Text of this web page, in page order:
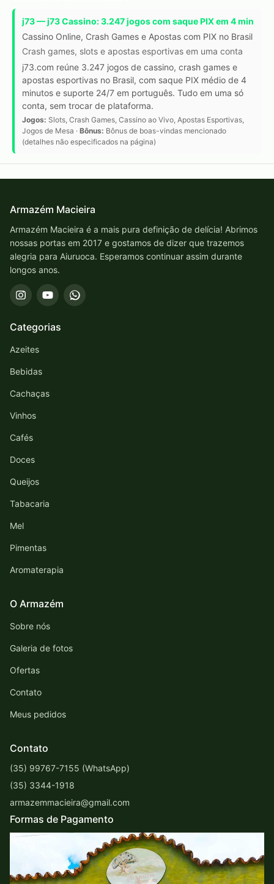
j73 — j73 Cassino: 3.247 jogos com saque PIX em 4 min
Cassino Online, Crash Games e Apostas com PIX no Brasil
Crash games, slots e apostas esportivas em uma conta
j73.com reúne 3.247 jogos de cassino, crash games e
apostas esportivas no Brasil, com saque PIX médio de 4
minutos e suporte 24/7 em português. Tudo em uma só
conta, sem trocar de plataforma.
Jogos: Slots, Crash Games, Cassino ao Vivo, Apostas Esportivas,
Jogos de Mesa · Bônus: Bônus de boas-vindas mencionado
(detalhes não especificados na página)
Armazém Macieira
Armazém Macieira é a mais pura definição de delícia! Abrimos
nossas portas em 2017 e gostamos de dizer que trazemos
alegria para Aiuruoca. Esperamos continuar assim durante
longos anos.
Categorias
Azeites
Bebidas
Cachaças
Vinhos
Cafés
Doces
Queijos
Tabacaria
Mel
Pimentas
Aromaterapia
O Armazém
Sobre nós
Galeria de fotos
Ofertas
Contato
Meus pedidos
Contato
(35) 99767-7155 (WhatsApp)
(35) 3344-1918
armazemmacieira@gmail.com
Formas de Pagamento